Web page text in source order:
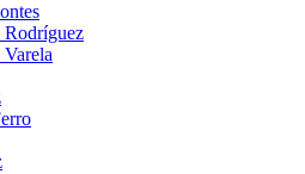
Rodríguez